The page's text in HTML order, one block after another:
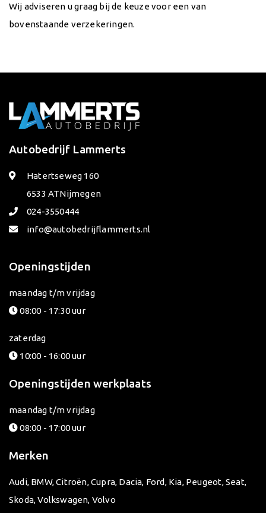
Wij adviseren u graag bij de keuze voor een van
bovenstaande verzekeringen.
Autobedrijf Lammerts
Hatertseweg 160
6533 ATNijmegen
024-3550444
info@autobedrijflammerts.nl
Openingstijden
maandag t/m vrijdag
08:00 - 17:30 uur
zaterdag
10:00 - 16:00 uur
Openingstijden werkplaats
maandag t/m vrijdag
08:00 - 17:00 uur
Merken
Audi, BMW,Citroën,Cupra, Dacia, Ford, Kia, Peugeot,Seat,
Skoda,Volkswagen, Volvo